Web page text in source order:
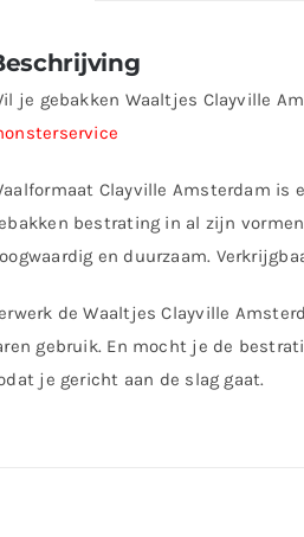
je gebakken Waaltjes Clayville
Clayville Amsterdam is
bestrating in al zijn
en duurzaam.
de Waaltjes Clayville
gebruik. En mocht je de
je gericht aan de slag gaat.